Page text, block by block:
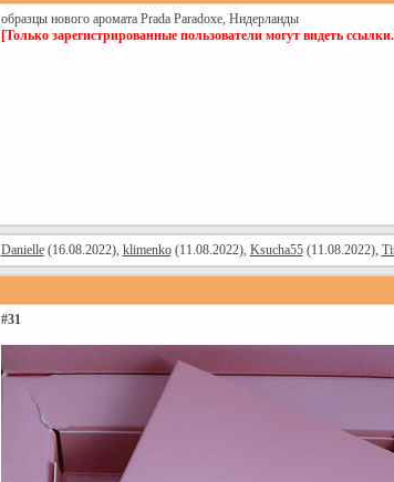
образцы нового аромата Prada Paradoxe, Нидерланды
[Только зарегистрированные пользователи могут видеть ссылки.
Danielle(16.08.2022), klimenko(11.08.2022), Ksucha55(11.08.2022),
#31